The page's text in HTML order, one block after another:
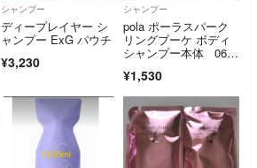
シャンプー
ディープレイヤー シ
ャンプー ExG パウチ
¥3,230
シャンプー
pola ポーラスパーク
リングブーケ ボディ
シャンプー本体 065
¥1,530